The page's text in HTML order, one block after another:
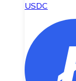
USDC